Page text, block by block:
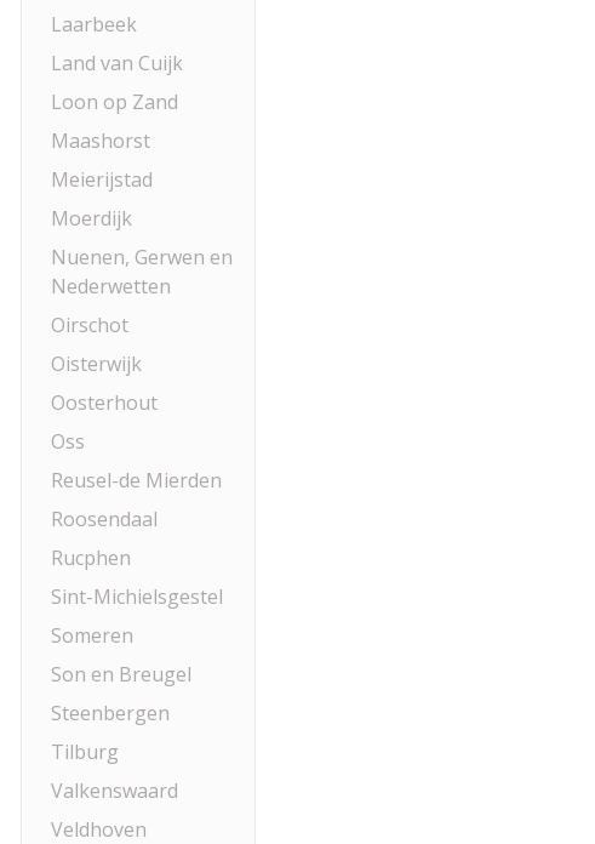
Laarbeek
Land van Cuijk
Loon op Zand
Maashorst
Meierijstad
Moerdijk
Nuenen, Gerwen en
Nederwetten
Oirschot
Oisterwijk
Oosterhout
Oss
Reusel-de Mierden
Roosendaal
Rucphen
Sint-Michielsgestel
Someren
Son en Breugel
Steenbergen
Tilburg
Valkenswaard
Veldhoven